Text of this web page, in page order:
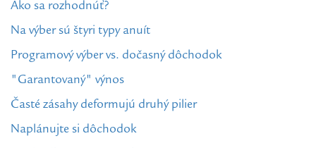
Ako sa rozhodnúť?
Na výber sú štyri typy anuít
Programový výber vs. dočasný dôchodok
"Garantovaný" výnos
Časté zásahy deformujú druhý pilier
Naplánujte si dôchodok